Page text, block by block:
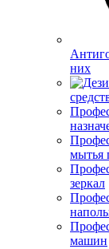
них
мытья
зеркал
машин